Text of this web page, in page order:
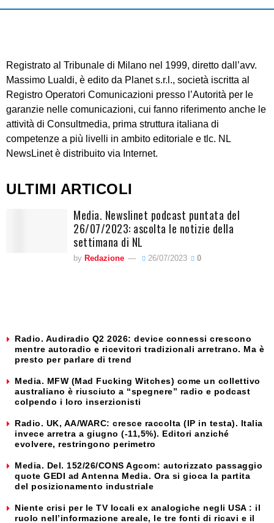
Registrato al Tribunale di Milano nel 1999, diretto dall’avv.
Massimo Lualdi, è edito da Planet s.r.l., società iscritta al
Registro Operatori Comunicazioni presso l’Autorità per le
garanzie nelle comunicazioni, cui fanno riferimento anche le
attività di Consultmedia, prima struttura italiana di
competenze a più livelli in ambito editoriale e tlc. NL
NewsLinet è distribuito via Internet.
ULTIMI ARTICOLI
Media. Newslinet podcast puntata del
26/07/2023: ascolta le notizie della
settimana di NL
by Redazione 26/07/2023 0
Radio. Audiradio Q2 2026: device connessi crescono
mentre autoradio e ricevitori tradizionali arretrano. Ma è
presto per parlare di trend
Media. MFW (Mad Fucking Witches) come un collettivo
australiano è riusciuto a “spegnere” radio e podcast
colpendo i loro inserzionisti
Radio. UK, AA/WARC: cresce raccolta (IP in testa). Italia
invece arretra a giugno (-11,5%). Editori anziché
evolvere, restringono perimetro
Media. Del. 152/26/CONS Agcom: autorizzato passaggio
quote GEDI ad Antenna Media. Ora si gioca la partita
del posizionamento industriale
Niente crisi per le TV locali ex analogiche negli USA : il
ruolo nell’informazione areale, le tre fonti di ricavi e il